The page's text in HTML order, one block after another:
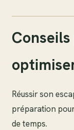
Réussir son
préparation
de temps.